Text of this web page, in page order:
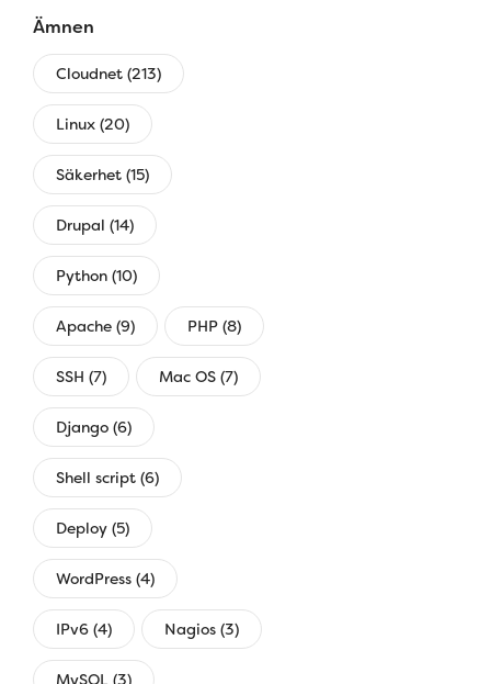
Ämnen
Cloudnet (213)
Linux (20)
Säkerhet (15)
Drupal (14)
Python (10)
Apache (9) PHP (8)
SSH (7) Mac OS (7)
Django (6)
Shell script (6)
Deploy (5)
WordPress (4)
IPv6 (4) Nagios (3)
MySQL (3)